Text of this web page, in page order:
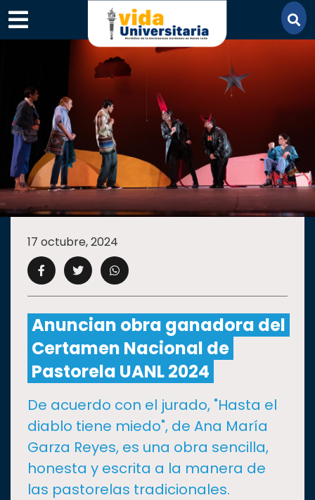
×
SECCIONES
ACADEMIA
CAMPUS UANL
CULTURA
DEPORTES
I+D+IEXPERTOS
SALUD
17 octubre, 2024
Anuncian obra ganadora del
Certamen Nacional de
Pastorela UANL 2024
De acuerdo con el jurado, "Hasta el
diablo tiene miedo", de Ana María
Garza Reyes, es una obra sencilla,
honesta y escrita a la manera de
las pastorelas tradicionales.